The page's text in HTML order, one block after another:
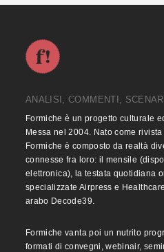
ANALISI, COMMENTI,
Formiche è un progetto culturale
Messa nel 2004. Nato come
Formiche è composto da realtà
connesse fra loro: il mensile
elettronica), la testata quotidiana
specializzate Airpress e
arabo Decode39.
Formiche vanta poi un nutrito
formati di convegni, webinair,